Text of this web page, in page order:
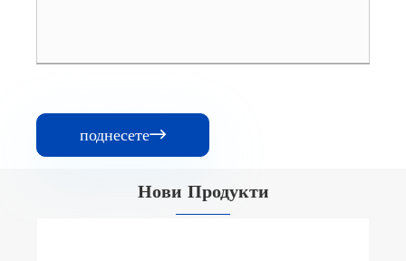
поднесете
Нови Продукти